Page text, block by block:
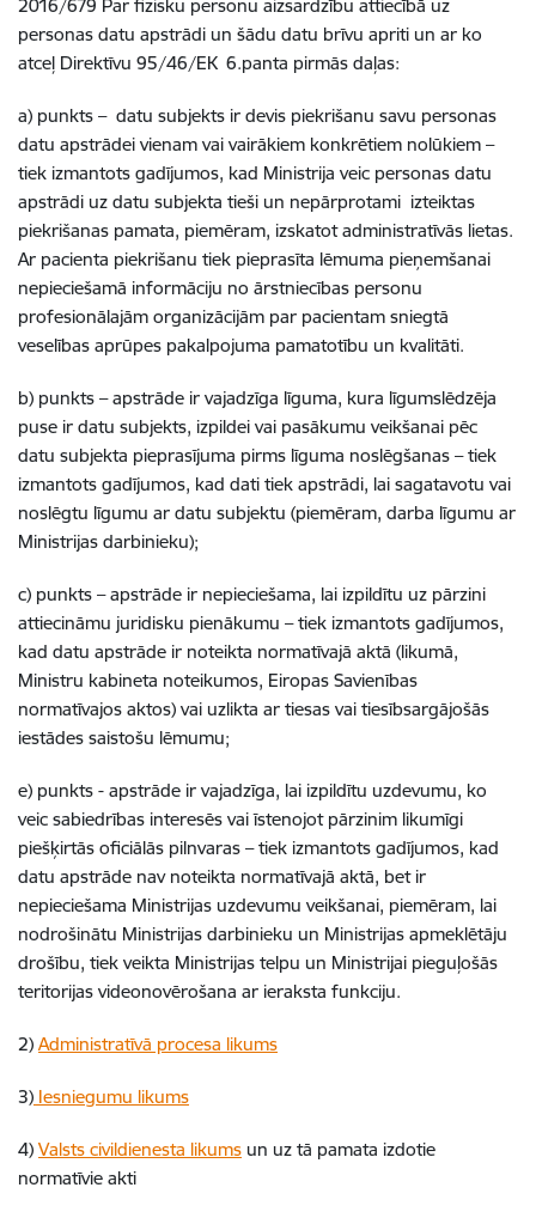
2016/679 Par fizisku personu aizsardzību attiecībā uz
personas datu apstrādi un šādu datu brīvu apriti un ar ko
atceļ Direktīvu 95/46/EK 6.panta pirmās daļas:
a) punkts – datu subjekts ir devis piekrišanu savu personas
datu apstrādei vienam vai vairākiem konkrētiem nolūkiem –
tiek izmantots gadījumos, kad Ministrija veic personas datu
apstrādi uz datu subjekta tieši un nepārprotami izteiktas
piekrišanas pamata, piemēram, izskatot administratīvās lietas.
Ar pacienta piekrišanu tiek pieprasīta lēmuma pieņemšanai
nepieciešamā informāciju no ārstniecības personu
profesionālajām organizācijām par pacientam sniegtā
veselības aprūpes pakalpojuma pamatotību un kvalitāti.
b) punkts – apstrāde ir vajadzīga līguma, kura līgumslēdzēja
puse ir datu subjekts, izpildei vai pasākumu veikšanai pēc
datu subjekta pieprasījuma pirms līguma noslēgšanas – tiek
izmantots gadījumos, kad dati tiek apstrādi, lai sagatavotu vai
noslēgtu līgumu ar datu subjektu (piemēram, darba līgumu ar
Ministrijas darbinieku);
c) punkts – apstrāde ir nepieciešama, lai izpildītu uz pārzini
attiecināmu juridisku pienākumu – tiek izmantots gadījumos,
kad datu apstrāde ir noteikta normatīvajā aktā (likumā,
Ministru kabineta noteikumos, Eiropas Savienības
normatīvajos aktos) vai uzlikta ar tiesas vai tiesībsargājošās
iestādes saistošu lēmumu;
e) punkts - apstrāde ir vajadzīga, lai izpildītu uzdevumu, ko
veic sabiedrības interesēs vai īstenojot pārzinim likumīgi
piešķirtās oficiālās pilnvaras – tiek izmantots gadījumos, kad
datu apstrāde nav noteikta normatīvajā aktā, bet ir
nepieciešama Ministrijas uzdevumu veikšanai, piemēram, lai
nodrošinātu Ministrijas darbinieku un Ministrijas apmeklētāju
drošību, tiek veikta Ministrijas telpu un Ministrijai pieguļošās
teritorijas videonovērošana ar ieraksta funkciju.
2) Administratīvā procesa likums
3) Iesniegumu likums
4) Valsts civildienesta likums un uz tā pamata izdotie
normatīvie akti